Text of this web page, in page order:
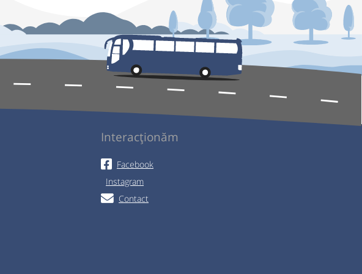
Interacționăm
Facebook
Instagram
Contact